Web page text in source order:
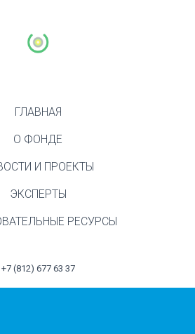
ГЛАВНАЯ
О ФОНДЕ
И ПРОЕКТЫ
ЭКСПЕРТЫ
РЕСУРСЫ
+7 (812) 677 63 37